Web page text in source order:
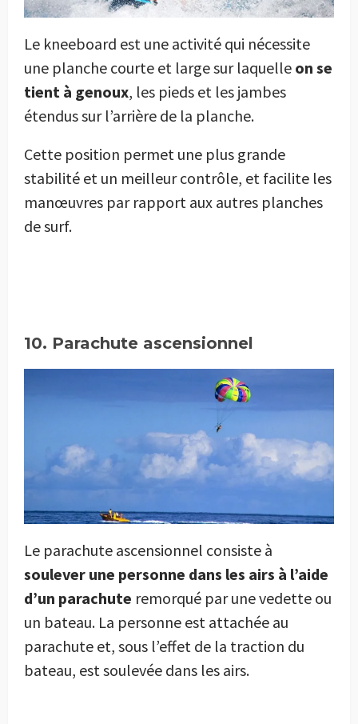
Le kneeboard est une activité qui nécessite
une planche courte et large sur laquelle on se
tient à genoux, les pieds et les jambes
étendus sur l’arrière de la planche.
Cette position permet une plus grande
stabilité et un meilleur contrôle, et facilite les
manœuvres par rapport aux autres planches
de surf.
10. Parachute ascensionnel
Le parachute ascensionnel consiste à
soulever une personne dans les airs à l’aide
d’un parachute remorqué par une vedette ou
un bateau. La personne est attachée au
parachute et, sous l’effet de la traction du
bateau, est soulevée dans les airs.